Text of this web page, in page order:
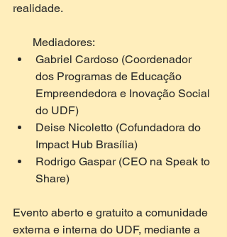
realidade.
       Mediadores:
Gabriel Cardoso (Coordenador
dos Programas de Educação
Empreendedora e Inovação Social
do UDF)
Deise Nicoletto (Cofundadora do
Impact Hub Brasília)
Rodrigo Gaspar (CEO na Speak to
Share)
Evento aberto e gratuito a comunidade
externa e interna do UDF, mediante a